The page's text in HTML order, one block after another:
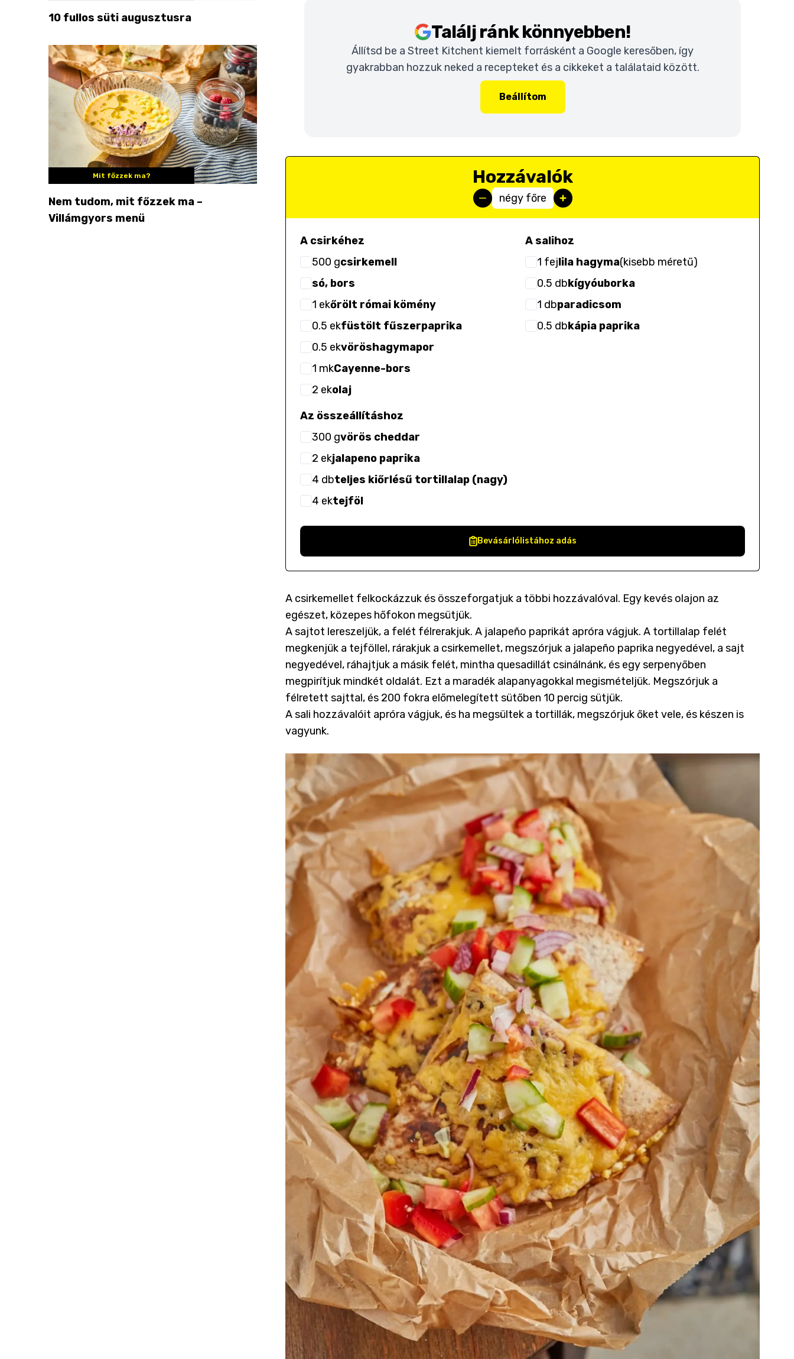
10 fullos süti augusztusra
Mit főzzek ma?
Nem tudom, mit főzzek ma –
Villámgyors menü
Találj ránk könnyebben!
Állítsd be a Street Kitchent kiemelt forrásként a Google keresőben, így
gyakrabban hozzuk neked a recepteket és a cikkeket a találataid között.
Beállítom
Hozzávalók
négy főre
A csirkéhez
500 gcsirkemell
só, bors
1 ekőrölt római kömény
0.5 ekfüstölt fűszerpaprika
0.5 ekvöröshagymapor
1 mkCayenne-bors
2 ekolaj
A salihoz
1 fejlila hagyma(kisebb méretű)
0.5 dbkígyóuborka
1 dbparadicsom
0.5 dbkápia paprika
Az összeállításhoz
300 gvörös cheddar
2 ekjalapeno paprika
4 dbteljes kiőrlésű tortillalap (nagy)
4 ektejföl
Bevásárlólistához adás
A csirkemellet felkockázzuk és összeforgatjuk a többi hozzávalóval. Egy kevés olajon az
egészet, közepes hőfokon megsütjük.
A sajtot lereszeljük, a felét félrerakjuk. A jalapeño paprikát apróra vágjuk. A tortillalap felét
megkenjük a tejföllel, rárakjuk a csirkemellet, megszórjuk a jalapeño paprika negyedével, a sajt
negyedével, ráhajtjuk a másik felét, mintha quesadillát csinálnánk, és egy serpenyőben
megpirítjuk mindkét oldalát. Ezt a maradék alapanyagokkal megismételjük. Megszórjuk a
félretett sajttal, és 200 fokra előmelegített sütőben 10 percig sütjük.
A sali hozzávalóit apróra vágjuk, és ha megsültek a tortillák, megszórjuk őket vele, és készen is
vagyunk.